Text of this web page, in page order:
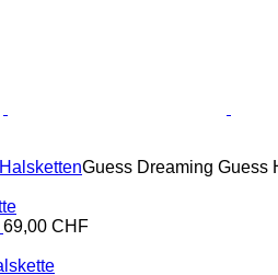
HalskettenGuess Dreaming Guess
69,00 CHF